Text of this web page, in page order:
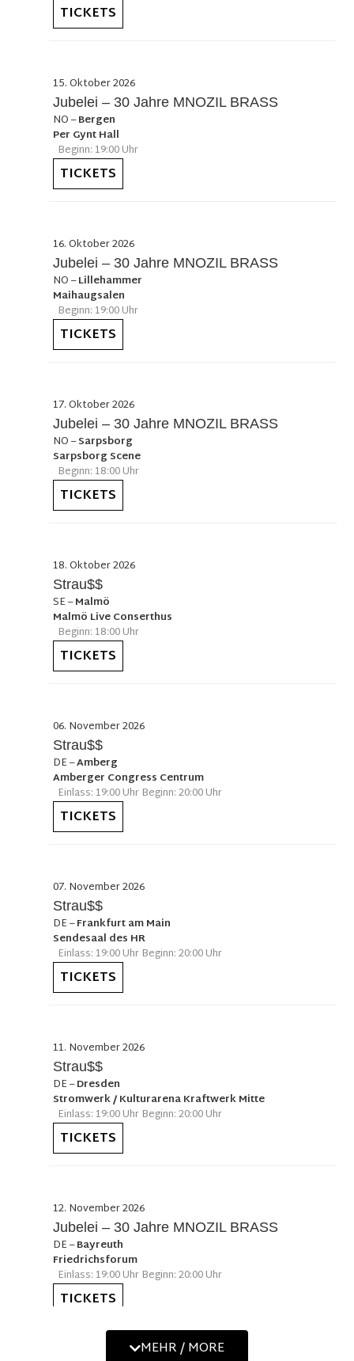
TICKETS
15. Oktober 2026
Jubelei – 30 Jahre MNOZIL BRASS
NO–Bergen
Per Gynt Hall
Beginn: 19:00 Uhr
TICKETS
16. Oktober 2026
Jubelei – 30 Jahre MNOZIL BRASS
NO–Lillehammer
Maihaugsalen
Beginn: 19:00 Uhr
TICKETS
17. Oktober 2026
Jubelei – 30 Jahre MNOZIL BRASS
NO–Sarpsborg
Sarpsborg Scene
Beginn: 18:00 Uhr
TICKETS
18. Oktober 2026
Strau$$
SE–Malmö
Malmö Live Conserthus
Beginn: 18:00 Uhr
TICKETS
06. November 2026
Strau$$
DE–Amberg
Amberger Congress Centrum
Einlass: 19:00 Uhr Beginn: 20:00 Uhr
TICKETS
07. November 2026
Strau$$
DE–Frankfurt am Main
Sendesaal des HR
Einlass: 19:00 Uhr Beginn: 20:00 Uhr
TICKETS
11. November 2026
Strau$$
DE–Dresden
Stromwerk / Kulturarena Kraftwerk Mitte
Einlass: 19:00 Uhr Beginn: 20:00 Uhr
TICKETS
12. November 2026
Jubelei – 30 Jahre MNOZIL BRASS
DE–Bayreuth
Friedrichsforum
Einlass: 19:00 Uhr Beginn: 20:00 Uhr
TICKETS
MEHR / MORE